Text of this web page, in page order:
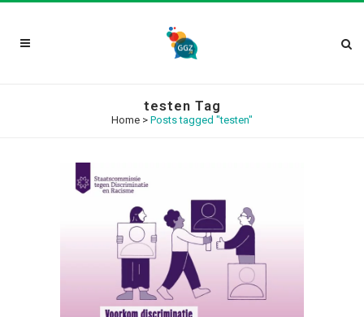
testen Tag
Home > Posts tagged "testen"